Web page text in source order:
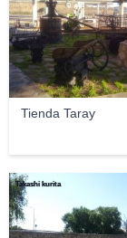
Tienda Taray
Takashi kurita